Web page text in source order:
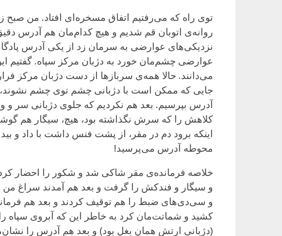
توی راه که می‌رفتیم اتفاق مسخره‌ای افتاد. من صبح
روانه‌ی اتوبان قم شدیم و هیچ کدام‌مان هم آدرس
نزدیکی‌های عوارضی به سرمان زد از یکی آدرس
عوارضی چشم‌مان خورد به دژبان مرکز سپاه. گفتیم
می‌دانند. حالا همه‌ی سربازها از دست دژبان مرکز
جایی که ممکن است با دژبانی چشم توی چشم نشوند،
آدرس بپرسیم. بعد هم نکردیم که جلوی دژبانی سر و
کلاهش را که سرش نگذاشته بود، هیچ، سیگار هم
اینکه برود دم در مقر، از پشت فنس داشت با داد و
محوطه آدرس می‌پرسید!
خلاصه فرمانده‌ی مقر شاکی شد و شکور را احضار
و سیگار و فندکش را گرفت و بعد هم آمدند سراغ من
و سی‌دی‌های ضبط را هم توقیف کردند و بعد هم
کشید و شماتت‌مان کرد به خاطر این که آبروی سپاه
(دژبانی ارتش همان بغل بود) و بعد هم آدرس را